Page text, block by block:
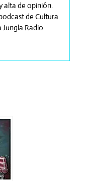
alta de opinión.
de Cultura
Radio.